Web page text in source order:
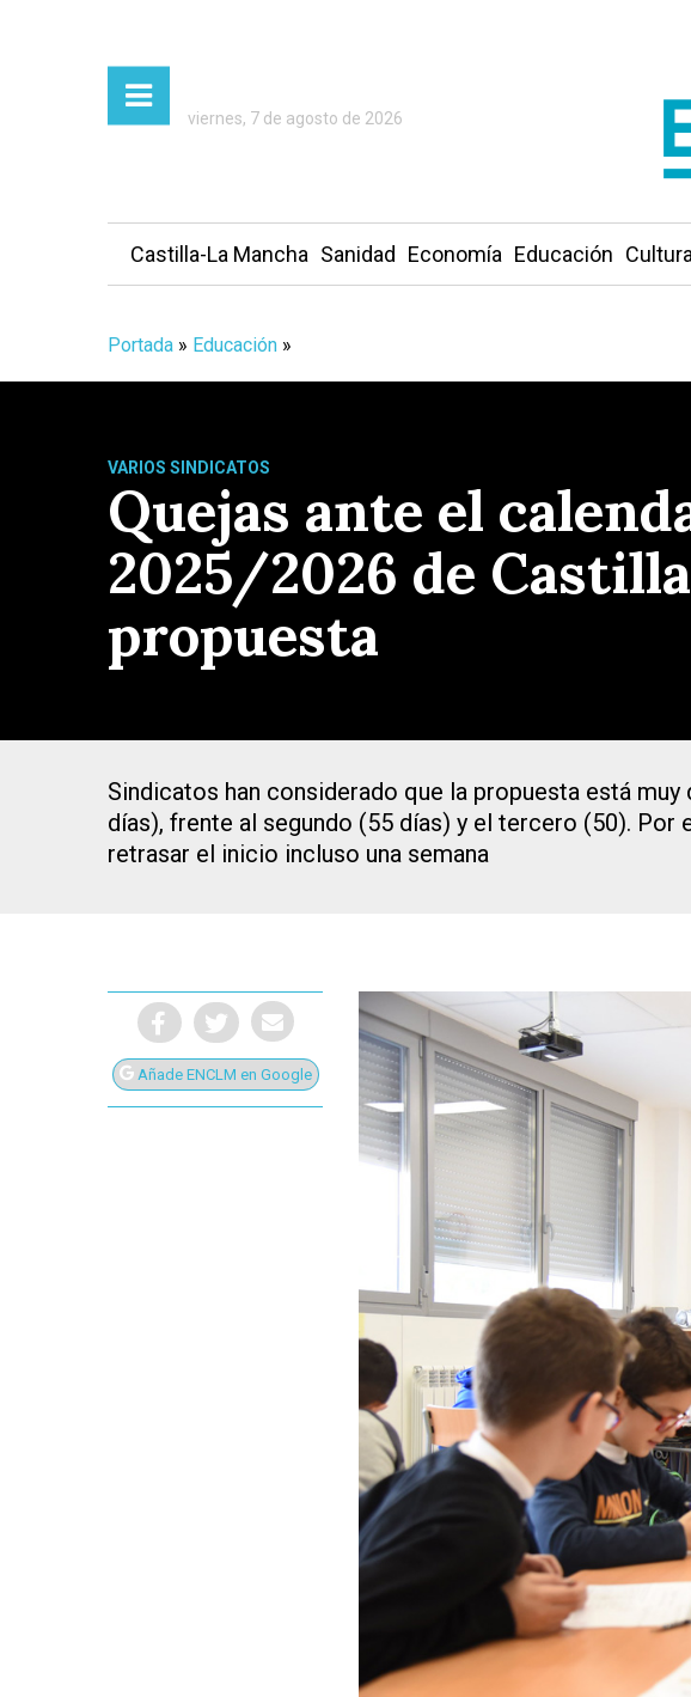
viernes, 7 de agosto de 2026
Castilla-La Mancha Sanidad Economía Educación Cultura
Portada » Educación »
VARIOS SINDICATOS
Quejas ante el
2025/2026 de
propuesta
Sindicatos han considerado que la propuesta está
días), frente al segundo (55 días) y el tercero (50).
retrasar el inicio incluso una semana
Añade ENCLM en Google